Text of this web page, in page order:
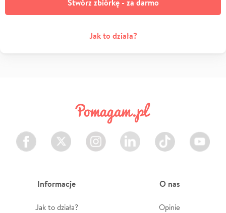
Stwórz zbiórkę - za darmo
Jak to działa?
Facebook Twitter Instagram LinkedIn TikTok Youtube
Informacje
Jak to działa?
O nas
Opinie